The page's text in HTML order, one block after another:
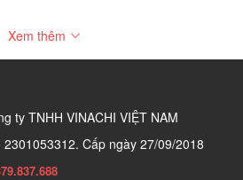
công trình. Hãy cùng chúng tôi
cụ cơ khí
Xem thêm
ty TNHH VINACHI VIỆT NAM
2301053312. Cấp ngày 27/09/2018